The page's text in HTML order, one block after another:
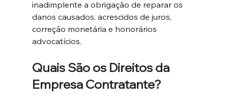
inadimplente a obrigação de reparar os
danos causados, acrescidos de juros,
correção monetária e honorários
advocatícios.
Quais São os Direitos da
Empresa Contratante?